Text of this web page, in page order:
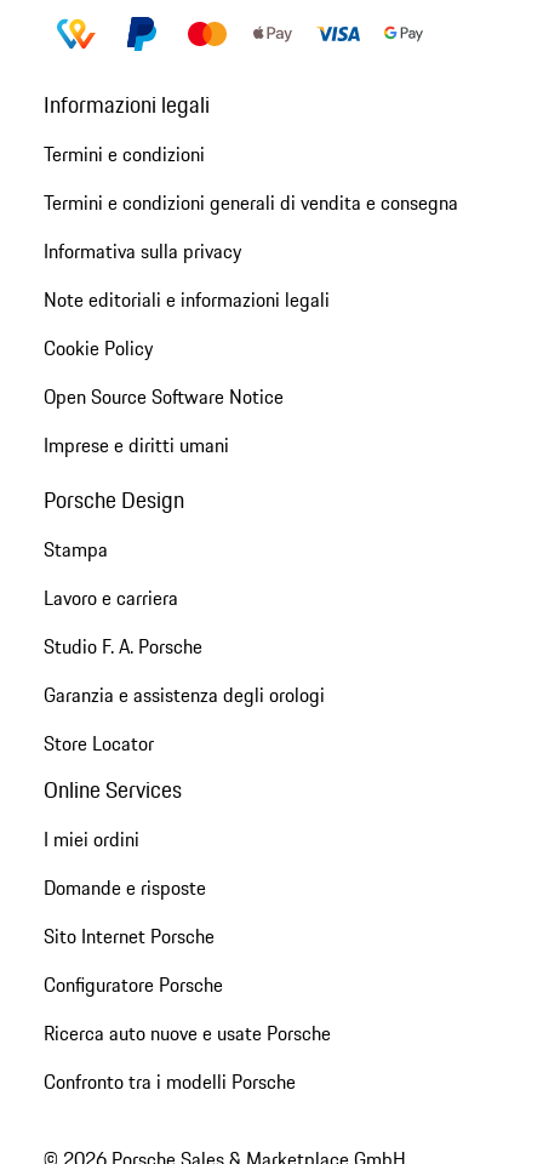
Informazioni legali
Termini e condizioni
Termini e condizioni generali di vendita e consegna
Informativa sulla privacy
Note editoriali e informazioni legali
Cookie Policy
Open Source Software Notice
Imprese e diritti umani
Porsche Design
Stampa
Lavoro e carriera
Studio F. A. Porsche
Garanzia e assistenza degli orologi
Store Locator
Online Services
I miei ordini
Domande e risposte
Sito Internet Porsche
Configuratore Porsche
Ricerca auto nuove e usate Porsche
Confronto tra i modelli Porsche